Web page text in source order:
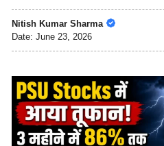
Nitish Kumar Sharma
Date: June 23, 2026